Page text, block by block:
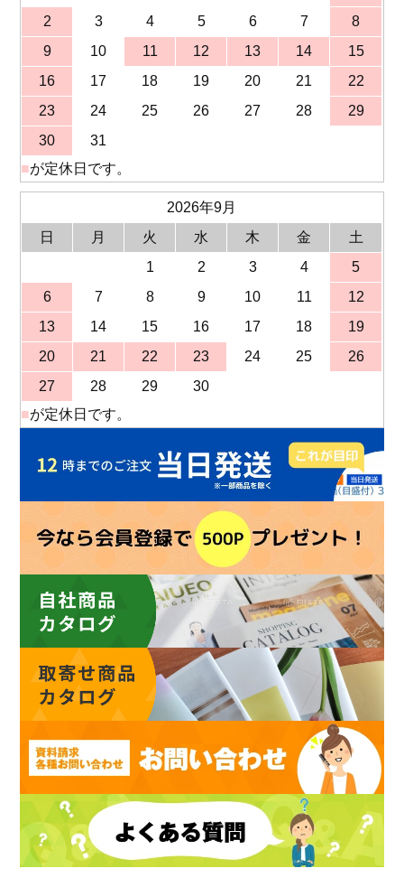
2
3 4 5 6 7
8
9
10 11 12 13 14
15
16
17 18 19 20 21
22
23
24 25 26 27 28
29
30
31
■が定休日です。
2026年9月
日
月 火 水 木 金
土
1
2 3 4
5
6
7 8 9 10 11
12
13
14 15 16 17 18
19
20
21 22 23 24 25
26
27
28 29
30
■が定休日です。